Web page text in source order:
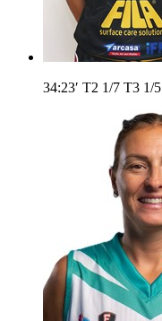
34:23′ T2 1/7 T3 1/5